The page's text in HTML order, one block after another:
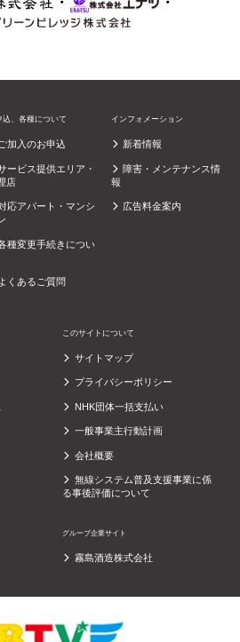
込、各種について
ご加入のお申込
ービス提供エリア・
店
応アパート・マンシ
種変更手続きについ
くあるご質問
インフォメーション
新着情報
障害・メンテナンス情
報
広告料金案内
このサイトについて
サイトマップ
プライバシーポリシー
NHK団体一括支払い
一般事業主行動計画
会社概要
無線システム普及支援事業に係
る事後評価について
グループ企業サイト
霧島酒造株式会社